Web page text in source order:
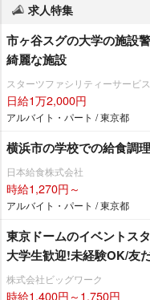
求人特集
市ヶ谷スグの大学の施設
綺麗な施設
スターツファシリティーサービ
日給1万2,000円
アルバイト・パート / 東京都
横浜市の学校での給食調
日本給食株式会社
時給1,270円～
アルバイト・パート / 東京都
東京ドームのイベントス
大学生歓迎!未経験OK/友
株式会社ビッグワーク
時給1,400円～1,750円